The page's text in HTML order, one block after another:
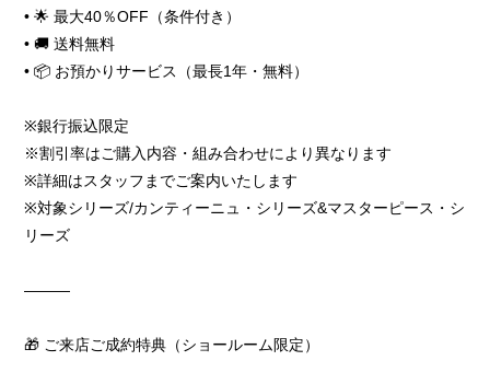
• 🌟 最大40％OFF（条件付き）
• 🚚 送料無料
• 📦 お預かりサービス（最長1年・無料）
※銀行振込限定
※割引率はご購入内容・組み合わせにより異なります
※詳細はスタッフまでご案内いたします
※対象シリーズ/カンティーニュ・シリーズ&マスターピース・シ
リーズ
―――
🎁 ご来店ご成約特典（ショールーム限定）